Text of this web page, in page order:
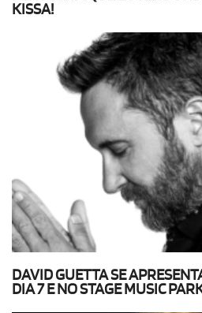
KISSA!
DAVID GUETTA SE
DIA 7 E NO STAGE MUSIC